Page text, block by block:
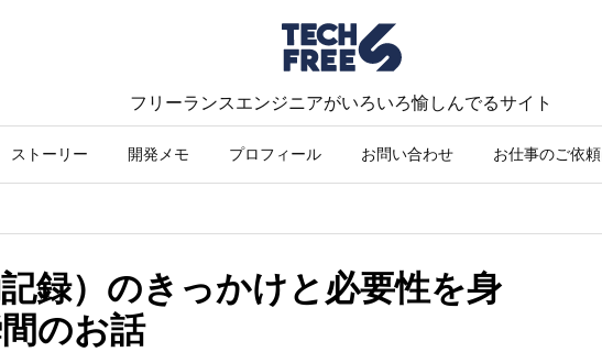
フリーランスエンジニアがいろいろ愉しんでるサイト
ストーリー 開発メモ プロフィール お問い合わせ お仕事のご依
録）のきっかけと必要性を身
のお話